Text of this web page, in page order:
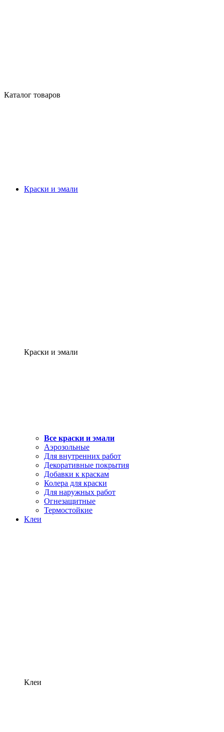
Каталог товаров
Краски и эмали
Краски и эмали
Все краски и эмали
Аэрозольные
Для внутренних работ
Декоративные покрытия
Добавки к краскам
Колера для краски
Для наружных работ
Огнезащитные
Термостойкие
Клеи
Клеи